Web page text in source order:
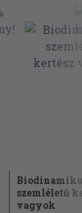
szemléletű
vagyok